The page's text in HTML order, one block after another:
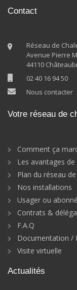
Contact
Réseau de
Avenue Pierre
44110
02 40 16 94 50
Nous contacter
Votre réseau de
Comment ça
Les avantages
Plan du réseau
Nos installations
Usager ou
Contrats &
F.A.Q
Documentation /
Visite virtuelle
Actualités